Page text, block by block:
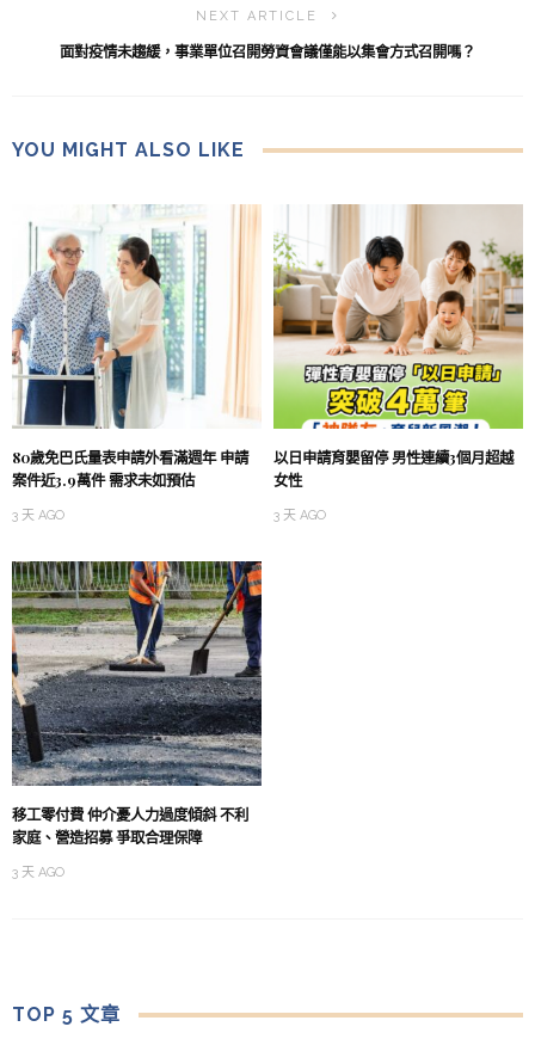
NEXT ARTICLE
面對疫情未趨緩，事業單位召開勞資會議僅能以集會方式召開嗎？
YOU MIGHT ALSO LIKE
80歲免巴氏量表申請外看滿週年 申請
案件近3.9萬件 需求未如預估
3 天 AGO
以日申請育嬰留停 男性連續3個月超越
女性
3 天 AGO
移工零付費 仲介憂人力過度傾斜 不利
家庭、營造招募 爭取合理保障
3 天 AGO
TOP 5 文章